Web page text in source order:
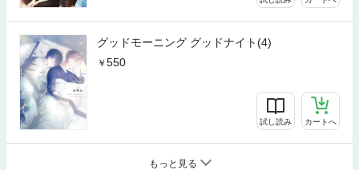
グッドモーニング グッドナイト(4)
550
試し読み カートへ
もっと見る